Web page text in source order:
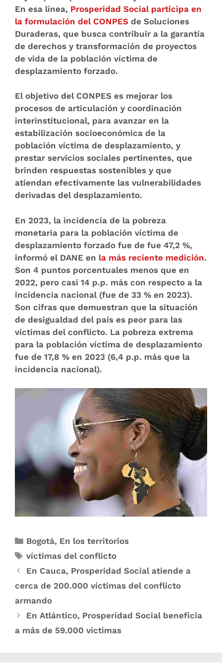
En esa línea, Prosperidad Social participa en
la formulación del CONPES de Soluciones
Duraderas, que busca contribuir a la garantía
de derechos y transformación de proyectos
de vida de la población víctima de
desplazamiento forzado.
El objetivo del CONPES es mejorar los
procesos de articulación y coordinación
interinstitucional, para avanzar en la
estabilización socioeconómica de la
población víctima de desplazamiento, y
prestar servicios sociales pertinentes, que
brinden respuestas sostenibles y que
atiendan efectivamente las vulnerabilidades
derivadas del desplazamiento.
En 2023, la incidencia de la pobreza
monetaria para la población víctima de
desplazamiento forzado fue de fue 47,2 %,
informó el DANE en la más reciente medición.
Son 4 puntos porcentuales menos que en
2022, pero casi 14 p.p. más con respecto a la
incidencia nacional (fue de 33 % en 2023).
Son cifras que demuestran que la situación
de desigualdad del país es peor para las
víctimas del conflicto. La pobreza extrema
para la población víctima de desplazamiento
fue de 17,8 % en 2023 (6,4 p.p. más que la
incidencia nacional).
Bogotá, En los territorios
víctimas del conflicto
En Cauca, Prosperidad Social atiende a
cerca de 200.000 víctimas del conflicto
armando
En Atlántico, Prosperidad Social beneficia
a más de 59.000 víctimas